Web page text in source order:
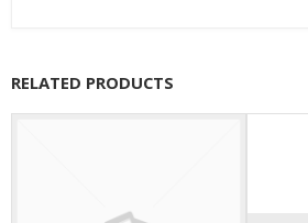
RELATED PRODUCTS